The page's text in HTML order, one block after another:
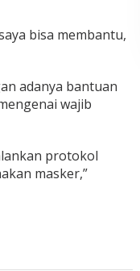
bisa membantu,
adanya bantuan
wajib
protokol
masker,”